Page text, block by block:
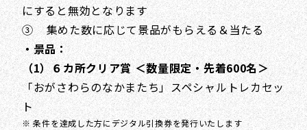
にすると無効となります
③ 集めた数に応じて景品がもらえる＆当たる
・景品：
（1）６カ所クリア賞 ＜数量限定・先着600名＞
「おがさわらのなかまたち」スペシャルトレカセッ
ト
※ 条件を達成した方にデジタル引換券を発行いたします